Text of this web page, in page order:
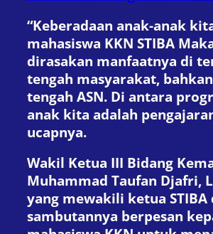
“Keberadaan anak-anak
mahasiswa KKN STIBA
dirasakan manfaatnya di
tengah masyarakat,
tengah ASN. Di antara
anak kita adalah
ucapnya.
Wakil Ketua III Bidang
Muhammad Taufan Djafri,
yang mewakili ketua STIBA
sambutannya berpesan